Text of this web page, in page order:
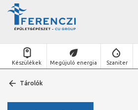
Készülékek Megújuló energia Szaniter
Tárolók